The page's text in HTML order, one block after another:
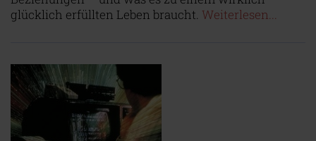
glücklich erfüllten Leben braucht. Weiterlesen...